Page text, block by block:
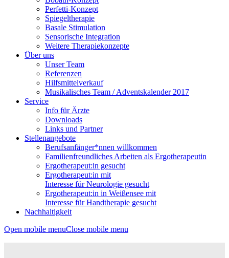
Perfetti-Konzept
Spiegeltherapie
Basale Stimulation
Sensorische Integration
Weitere Therapiekonzepte
Über uns
Unser Team
Referenzen
Hilfsmittelverkauf
Musikalisches Team / Adventskalender 2017
Service
Info für Ärzte
Downloads
Links und Partner
Stellenangebote
Berufsanfänger*nnen willkommen
Familienfreundliches Arbeiten als Ergotherapeutin
Ergotherapeut:in gesucht
Ergotherapeut:in mit
Interesse für Neurologie gesucht
Ergotherapeut:in in Weißensee mit
Interesse für Handtherapie gesucht
Nachhaltigkeit
Open mobile menuClose mobile menu